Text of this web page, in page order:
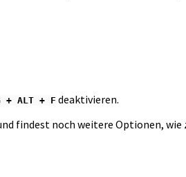
+ ALT + F deaktivieren.
findest noch weitere Optionen, wie